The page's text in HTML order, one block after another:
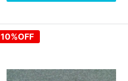
10%OFF